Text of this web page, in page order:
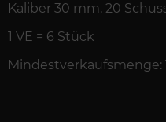
Kaliber 30 mm, 20
1 VE = 6 Stück
Mindestverkaufsmenge: